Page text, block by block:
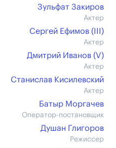
Зульфат Закиров
Актер
Сергей Ефимов (III)
Актер
Дмитрий Иванов (V)
Актер
Станислав Кисилевский
Актер
Батыр Моргачев
Оператор-постановщик
Душан Глигоров
Режиссер